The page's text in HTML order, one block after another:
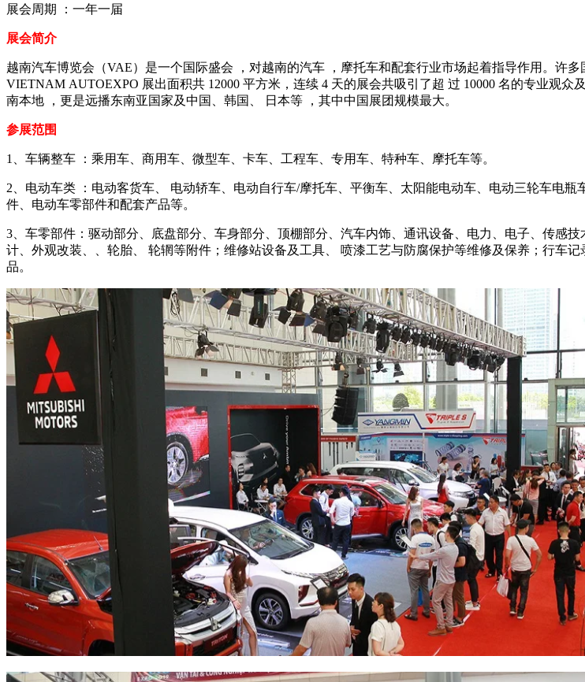
展会周期 ：一年一届
展会简介
越南汽车博览会（VAE）是一个国际盛会 ，对越南的汽车 ，摩托车和配套行业市场起着指导作用。许
VIETNAM AUTOEXPO 展出面积共 12000 平方米，连续 4 天的展会共吸引了超 过 10000 名的专业观
南本地 ，更是远播东南亚国家及中国、韩国、 日本等 ，其中中国展团规模最大。
参展范围
1、车辆整车 ：乘用车、商用车、微型车、卡车、工程车、专用车、特种车、摩托车等。
2、电动车类 ：电动客货车、 电动轿车、电动自行车/摩托车、平衡车、太阳能电动车、电动三轮车电
件、电动车零部件和配套产品等。
3、车零部件：驱动部分、底盘部分、车身部分、顶棚部分、汽车内饰、通讯设备、电力、电子、传感
计、外观改装、、轮胎、 轮辋等附件；维修站设备及工具、 喷漆工艺与防腐保护等维修及保养；行车
品。